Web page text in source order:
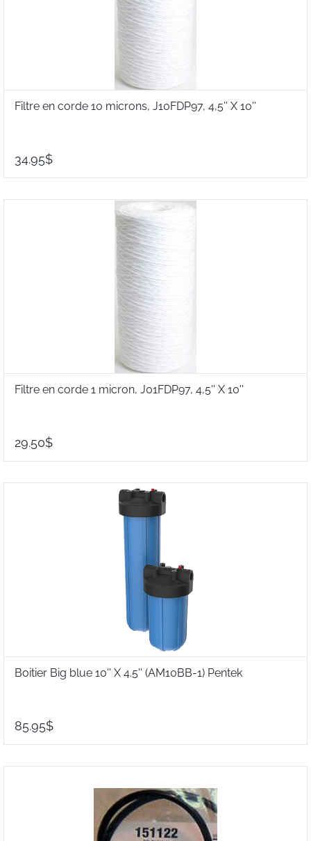
Filtre en corde 10 microns, J10FDP97, 4,5'' X 10''
34.95$
Filtre en corde 1 micron, J01FDP97, 4,5'' X 10''
29.50$
Boitier Big blue 10'' X 4.5'' (AM10BB-1) Pentek
85.95$